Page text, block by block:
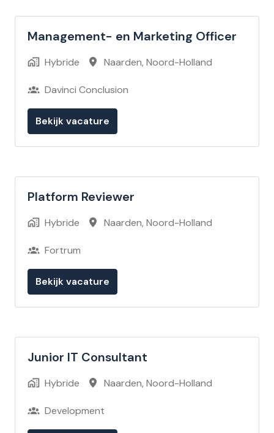
Management- en Marketing Officer
Hybride Naarden, Noord-Holland
Davinci Conclusion
Bekijk vacature
Platform Reviewer
Hybride Naarden, Noord-Holland
Fortrum
Bekijk vacature
Junior IT Consultant
Hybride Naarden, Noord-Holland
Development